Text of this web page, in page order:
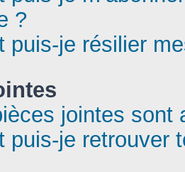
?
puis-je résilier
jointes sont
puis-je retrouver